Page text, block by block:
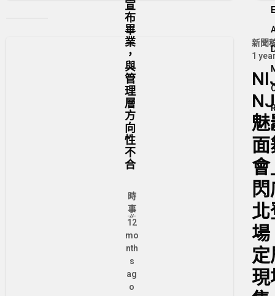
E
E
新聞
1
宣
布
畢
業
，
與
管
理
層
方
向
性
不
合
時
事
12
mo
nth
s
ag
o